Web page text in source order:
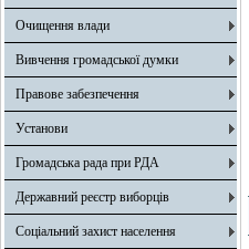
Очищення влади
Вивчення громадської думки
Правове забезпечення
Установи
Громадська рада при РДА
Державний реєстр виборців
Соціальний захист населення